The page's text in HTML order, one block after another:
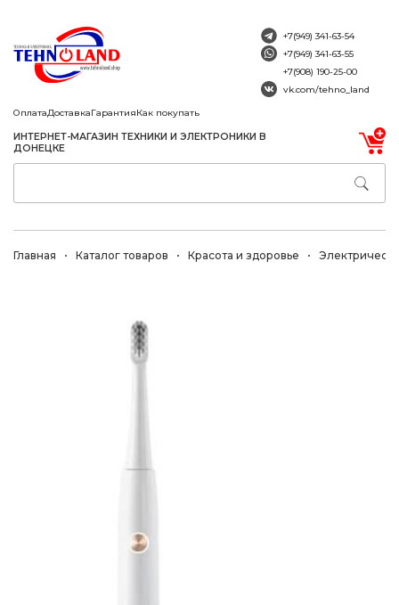
ОплатаДоставкаГарантияКак покупать
ИНТЕРНЕТ-МАГАЗИН ТЕХНИКИ И ЭЛЕКТРОНИКИ В
ДОНЕЦКЕ
+7(949) 341-63-54
+7(949) 341-63-55
+7(908) 190-25-00
vk.com/tehno_land
Главная Каталог товаров Красота и здоровье